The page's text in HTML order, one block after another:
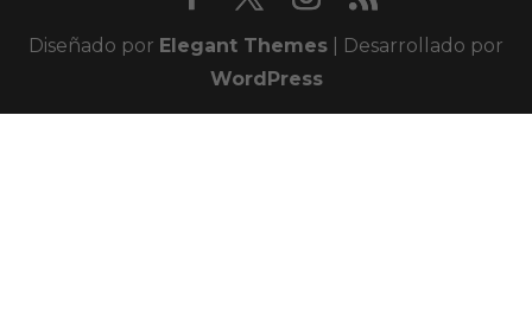
Diseñado por Elegant Themes | Desarrollado por
WordPress